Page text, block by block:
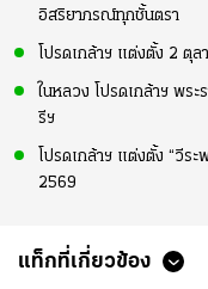
อิสริยาภรณ์ทุกชั้นตรา
โปรดเกล้าฯ แต่งตั้ง 2 ตุ
ในหลวง โปรดเกล้าฯ พร
รีฯ
โปรดเกล้าฯ แต่งตั้ง “วีร
2569
แท็กที่เกี่ยวข้อง